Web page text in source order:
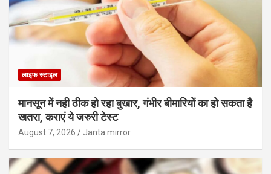
लाइफ स्टाइल
मानसून में नही ठीक हो रहा बुखार, गंभीर बीमारियों का हो सकता है
खतरा, कराएं ये जरुरी टेस्ट
August 7, 2026 Janta mirror